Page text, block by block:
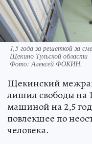
1,5 года за решеткой за
Щекино Тульской области
Фото: Алексей ФОКИН.
Щекинский
лишил свободы на
машиной на 2,5
повлекшее по
человека.